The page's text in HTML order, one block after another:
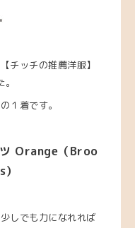
チッチの推薦洋服】
１着です。
Orange （Broo
しでも力になれれば